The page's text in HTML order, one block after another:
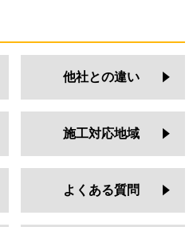
他社との違い
施工対応地域
よくある質問